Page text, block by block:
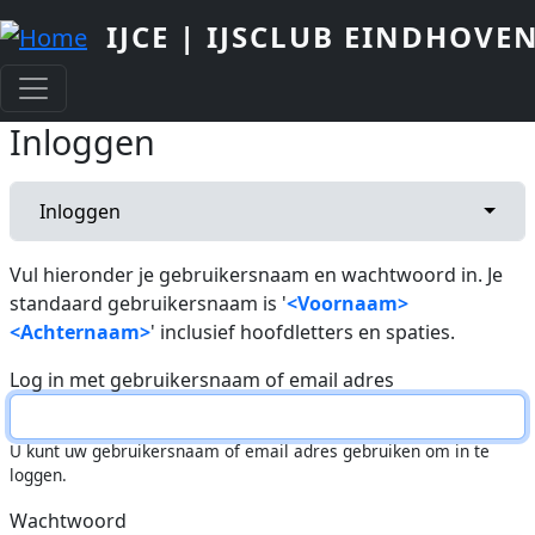
IJCE | IJSCLUB
Inloggen
Primaire tabs
Inloggen
Vul hieronder je gebruikersnaam en wachtwoord in. Je
standaard gebruikersnaam is '<Voornaam>
<Achternaam>' inclusief hoofdletters en spaties.
Log in met gebruikersnaam of email adres
U kunt uw gebruikersnaam of email adres gebruiken om in te
loggen.
Wachtwoord